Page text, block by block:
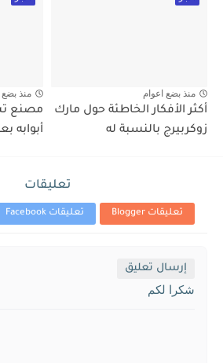
منذ بضع اعوام
أكثر الأفكار الخاطئة حول مارك
زوكربيرج بالنسبة له
منذ بضع
مصنع
أبوابه
تعليقات
تعليقات Blogger تعليقات Facebook
إرسال تعليق
شكرا لكم